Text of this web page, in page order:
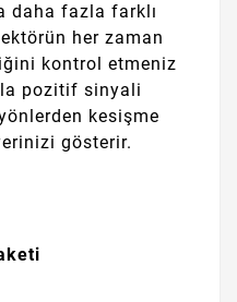
daha fazla farklı
her zaman
kontrol etmeniz
pozitif sinyali
kesişme
gösterir.